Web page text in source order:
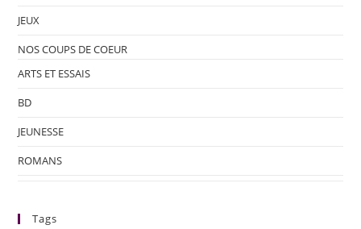
JEUX
NOS COUPS DE COEUR
ARTS ET ESSAIS
BD
JEUNESSE
ROMANS
Tags